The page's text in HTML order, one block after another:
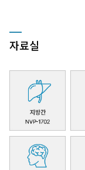
자료실